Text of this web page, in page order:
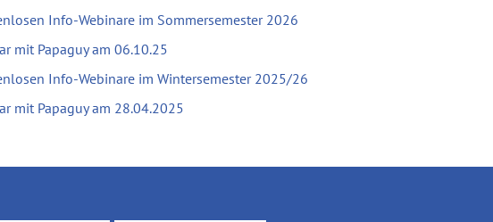
Info-Webinare im Sommersemester 2026
mit Papaguy am 06.10.25
Info-Webinare im Wintersemester 2025/26
mit Papaguy am 28.04.2025